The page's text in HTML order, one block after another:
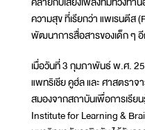
ความสุข ที่เรียกว่า แพเรนตีส
พัฒนาการสื่อสารของเด็ก ๆ
เมื่อวันที่ 3 กุมภาพันธ์ พ.ศ.
แพทริเชีย คูฮ์ล และ ศาสตราจ
สมองจากสถาบันเพื่อการเรีย
Institute for Learning &